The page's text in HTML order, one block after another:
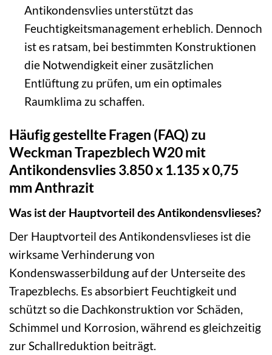
Antikondensvlies unterstützt das
Feuchtigkeitsmanagement erheblich. Dennoch
ist es ratsam, bei bestimmten Konstruktionen
die Notwendigkeit einer zusätzlichen
Entlüftung zu prüfen, um ein optimales
Raumklima zu schaffen.
Häufig gestellte Fragen (FAQ) zu
Weckman Trapezblech W20 mit
Antikondensvlies 3.850 x 1.135 x 0,75
mm Anthrazit
Was ist der Hauptvorteil des Antikondensvlieses?
Der Hauptvorteil des Antikondensvlieses ist die
wirksame Verhinderung von
Kondenswasserbildung auf der Unterseite des
Trapezblechs. Es absorbiert Feuchtigkeit und
schützt so die Dachkonstruktion vor Schäden,
Schimmel und Korrosion, während es gleichzeitig
zur Schallreduktion beiträgt.